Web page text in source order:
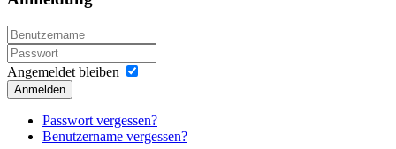
Angemeldet bleiben
Anmelden
Passwort vergessen?
Benutzername vergessen?